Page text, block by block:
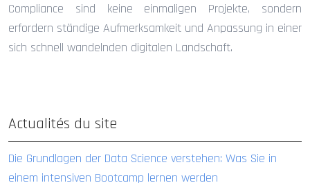
Compliance sind keine einmaligen Projekte, sondern
erfordern ständige Aufmerksamkeit und Anpassung in einer
sich schnell wandelnden digitalen Landschaft.
Actualités du site
Die Grundlagen der Data Science verstehen: Was Sie in
einem intensiven Bootcamp lernen werden